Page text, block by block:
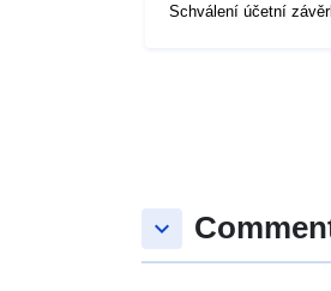
Schválení účetní
keyboard_arrow_down